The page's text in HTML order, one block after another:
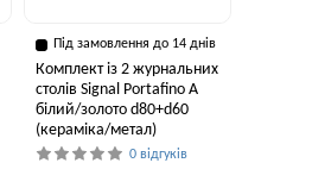
Під замовлення до 14 днів
Комплект із 2 журнальних
столів Signal Portafino A
білий/золото d80+d60
(кераміка/метал)
0 відгуків